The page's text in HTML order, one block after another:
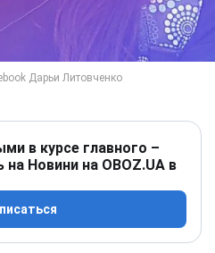
в курсе главного –
Новини на OBOZ.UA в